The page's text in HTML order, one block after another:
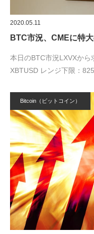
2020.05.11
BTC市況、CMEに特
本日のBTC市況LXVXか
XBTUSD レンジ下限：
Bitcoin（ビットコイン）